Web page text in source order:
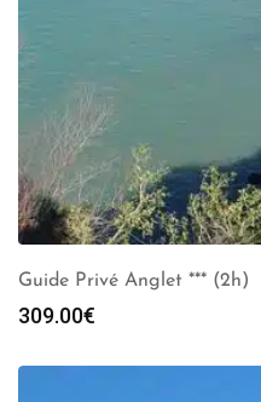
Guide Privé Anglet *** (2h)
309.00€